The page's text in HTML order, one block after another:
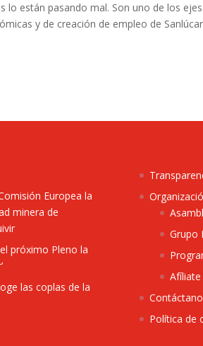
lo están pasando mal. Son uno de los
y de creación de empleo de
Europea la
minera de
próximo Pleno la
las coplas de la
Grupo
Afíliate
Política de